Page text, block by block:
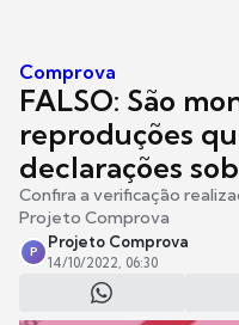
Comprova
FALSO: São
reproduções
declarações
Confira a verificação
Projeto Comprova
P
Projeto Comprova
14/10/2022, 06:30